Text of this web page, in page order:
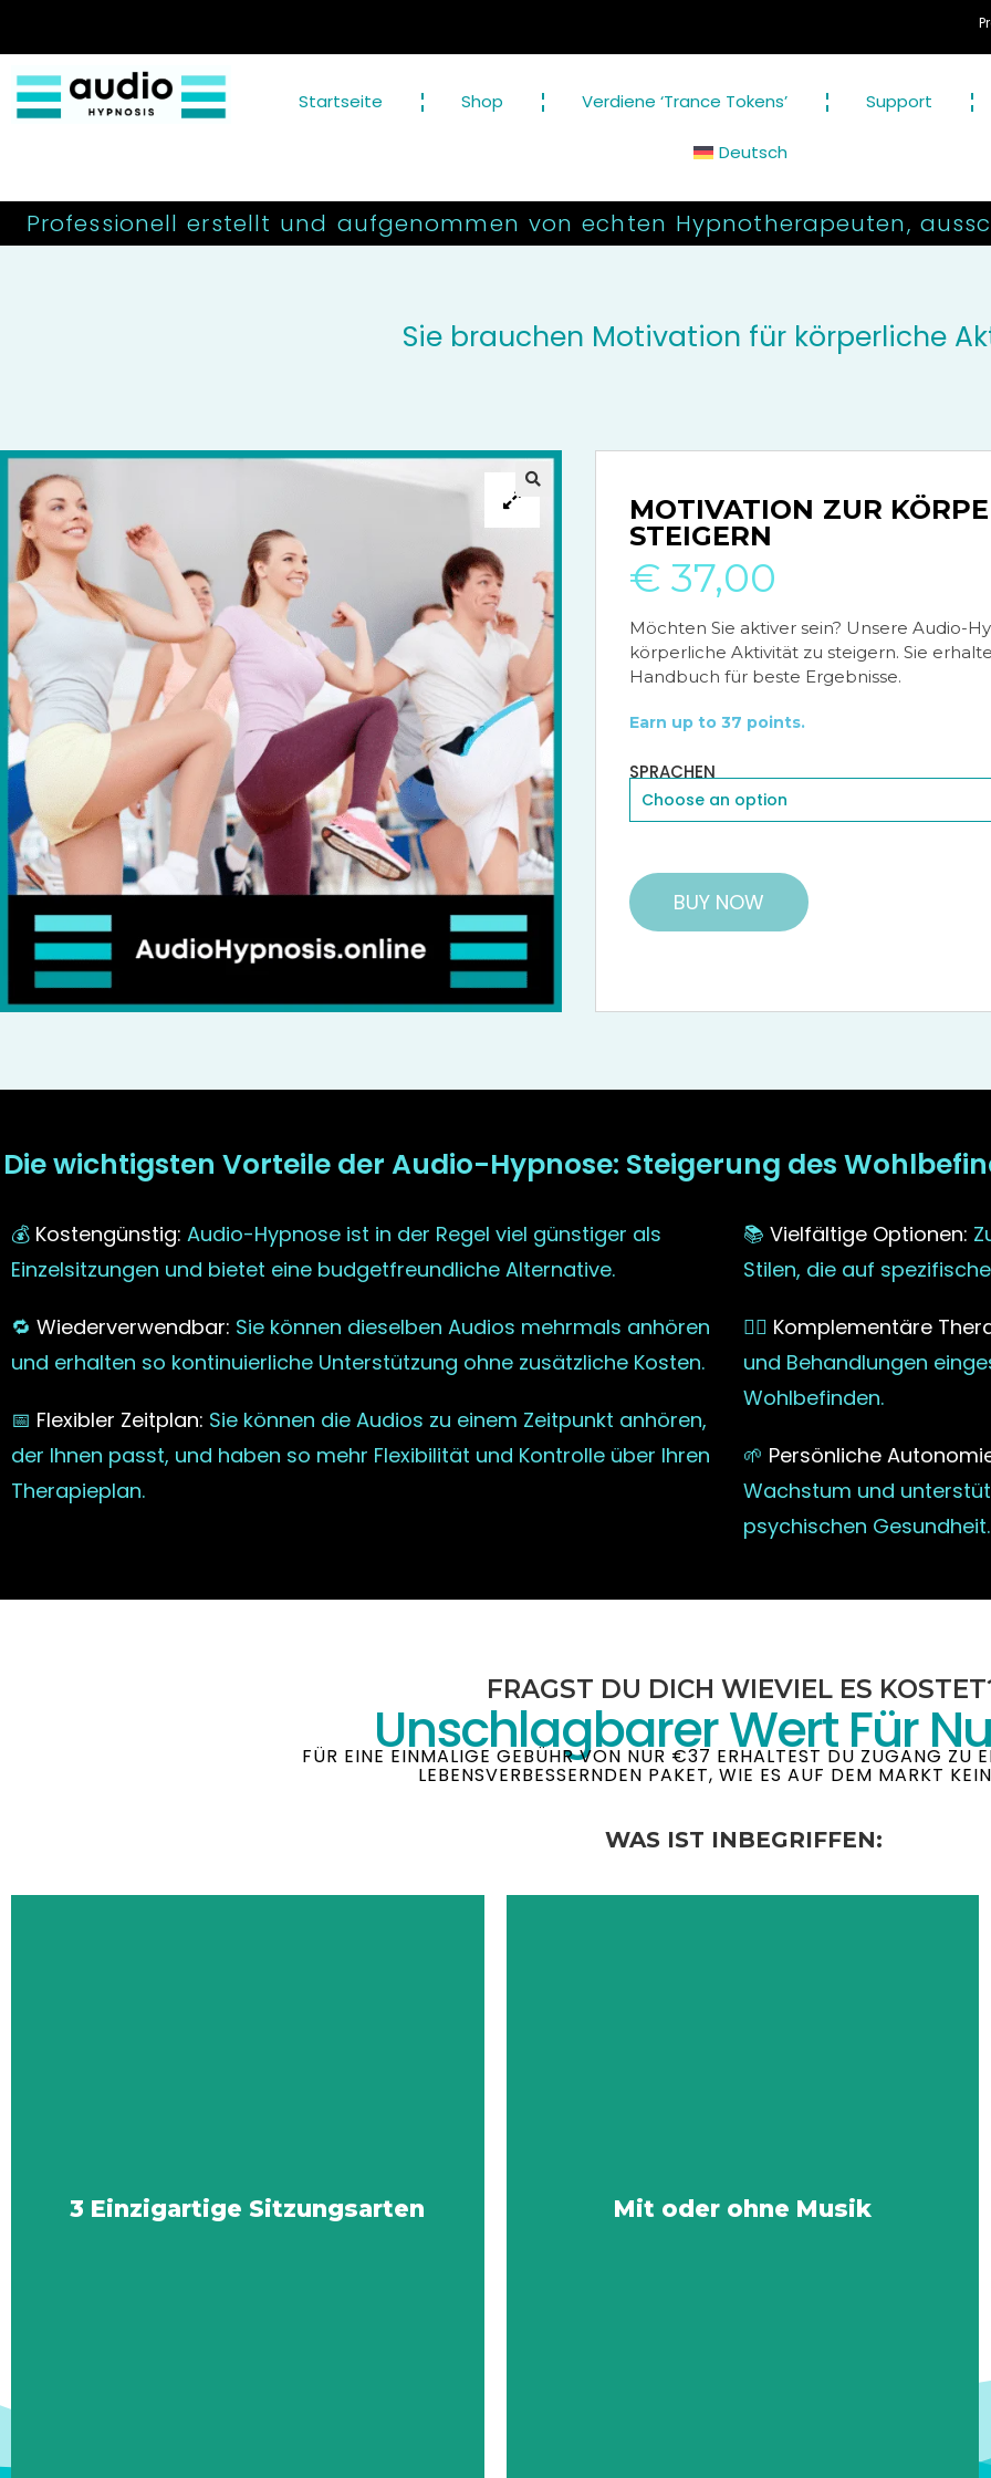
Startseite Shop Verdiene ‘Trance Tokens’ Support
Deutsch
Professionell erstellt und aufgenommen von echten Hypnotherapeuten,
Sie brauchen Motivation für körperliche
MOTIVATION ZUR
STEIGERN
€ 37,00
Möchten Sie aktiver sein? Unsere Audio-
körperliche Aktivität zu steigern. Sie
Handbuch für beste Ergebnisse.
Earn up to 37 points.
SPRACHEN
BUY NOW
Die wichtigsten Vorteile der Audio-Hypnose: Steigerung des
💰 Kostengünstig: Audio-Hypnose ist in der Regel viel günstiger als
Einzelsitzungen und bietet eine budgetfreundliche Alternative.
🔁 Wiederverwendbar: Sie können dieselben Audios mehrmals anhören
und erhalten so kontinuierliche Unterstützung ohne zusätzliche Kosten.
📅 Flexibler Zeitplan: Sie können die Audios zu einem Zeitpunkt anhören,
der Ihnen passt, und haben so mehr Flexibilität und Kontrolle über Ihren
Therapieplan.
📚 Vielfältige Optionen:
Stilen, die auf
🧘‍♀️ Komplementäre
und Behandlungen
Wohlbefinden.
🌱 Persönliche
Wachstum und
psychischen Gesundheit.
FRAGST DU DICH WIEVIEL ES
Unschlagbarer Wert Für
FÜR EINE EINMALIGE GEBÜHR VON NUR €37 ERHALTEST DU ZUGANG ZU
LEBENSVERBESSERNDEN PAKET, WIE ES AUF DEM MARKT
WAS IST INBEGRIFFEN:
3 Einzigartige Sitzungsarten Mit oder ohne Musik